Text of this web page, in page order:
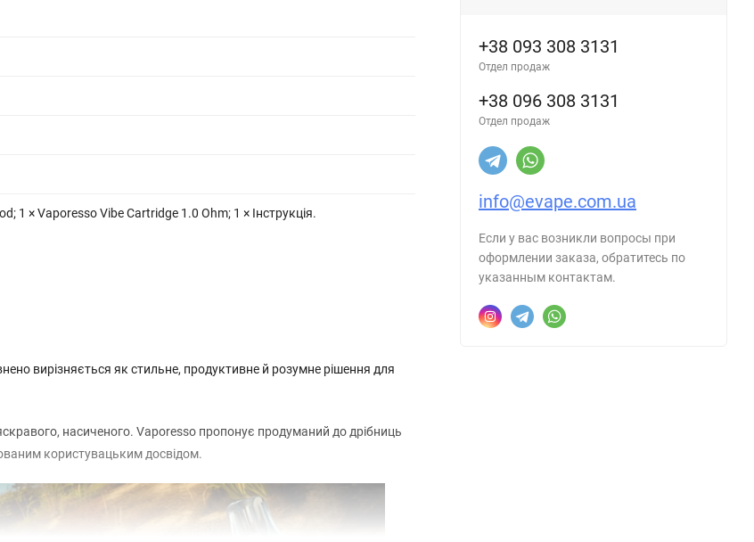
1 × Vaporesso Vibe Cartridge 1.0 Ohm; 1 × Інструкція.
вирізняється як стильне, продуктивне й розумне рішення для
насиченого. Vaporesso пропонує продуманий до дрібниць
користувацьким досвідом.
+38 093 308 3131
Отдел продаж
+38 096 308 3131
Отдел продаж
info@evape.com.ua
Если у вас возникли вопросы при
оформлении заказа, обратитесь по
указанным контактам.